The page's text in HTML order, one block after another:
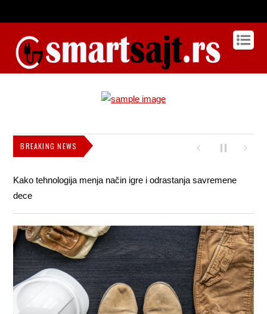
BREAKING NEWS
Kako tehnologija menja način igre i odrastanja savremene
dece